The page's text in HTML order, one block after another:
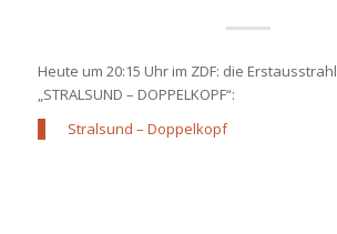
Heute um 20:15 Uhr im ZDF: die
„STRALSUND – DOPPELKOPF“:
Stralsund – Doppelkopf